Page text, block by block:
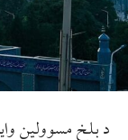
د بلخ مسوولین